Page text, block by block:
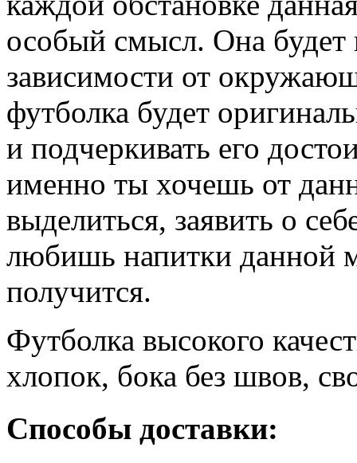
особый смысл. Она будет
зависимости от
футболка будет
и подчеркивать его
именно ты хочешь от
выделиться, заявить о
любишь напитки данной
получится.
Футболка высокого
хлопок, бока без швов,
Способы доставки: